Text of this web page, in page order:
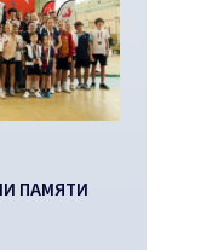
ПАМЯТИ